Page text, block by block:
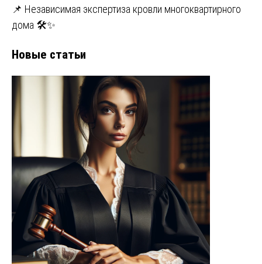
📌 Независимая экспертиза кровли многоквартирного
дома 🛠️✨
Новые статьи